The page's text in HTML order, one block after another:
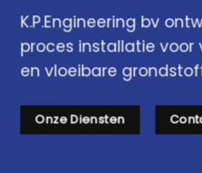
K.P.Engineering bv
proces installatie voor
en vloeibare
Onze Diensten